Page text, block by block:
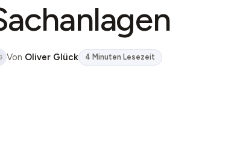
Von Oliver Glück 4 Minuten Lesezeit